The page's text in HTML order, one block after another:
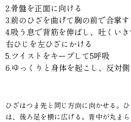
2.骨盤を正面に向ける
3.前のひざを曲げて胸の前で合掌す
4.吸う息で背筋を伸ばし、吐くい
右ひじを左ひざにかける
5.ツイストをキープして5呼吸
6.ゆっくりと身体を起こし、反対側
ひざはつま先と同じ方向に向かせる。
は、後ろ足を横に広げる。背中が丸ま